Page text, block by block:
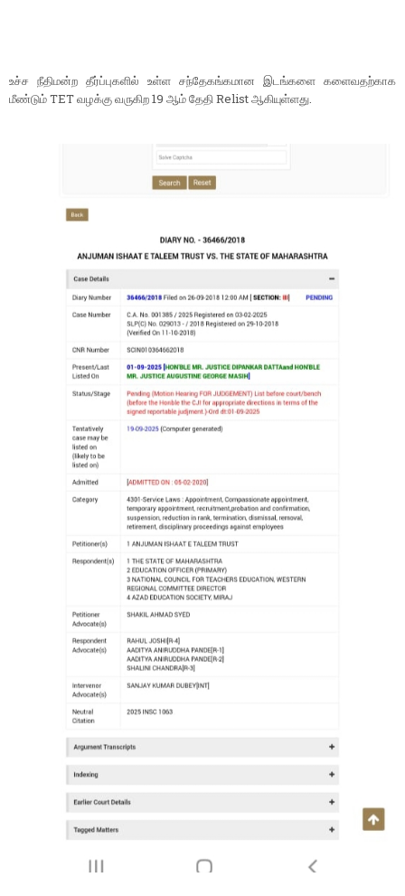
உச்ச நீதிமன்ற தீர்ப்புகளில் உள்ள சந்தேகங்கமான இடங்களை களைவதற்காக
மீண்டும் TET வழக்கு வருகிற 19 ஆம் தேதி Relist ஆகியுள்ளது.